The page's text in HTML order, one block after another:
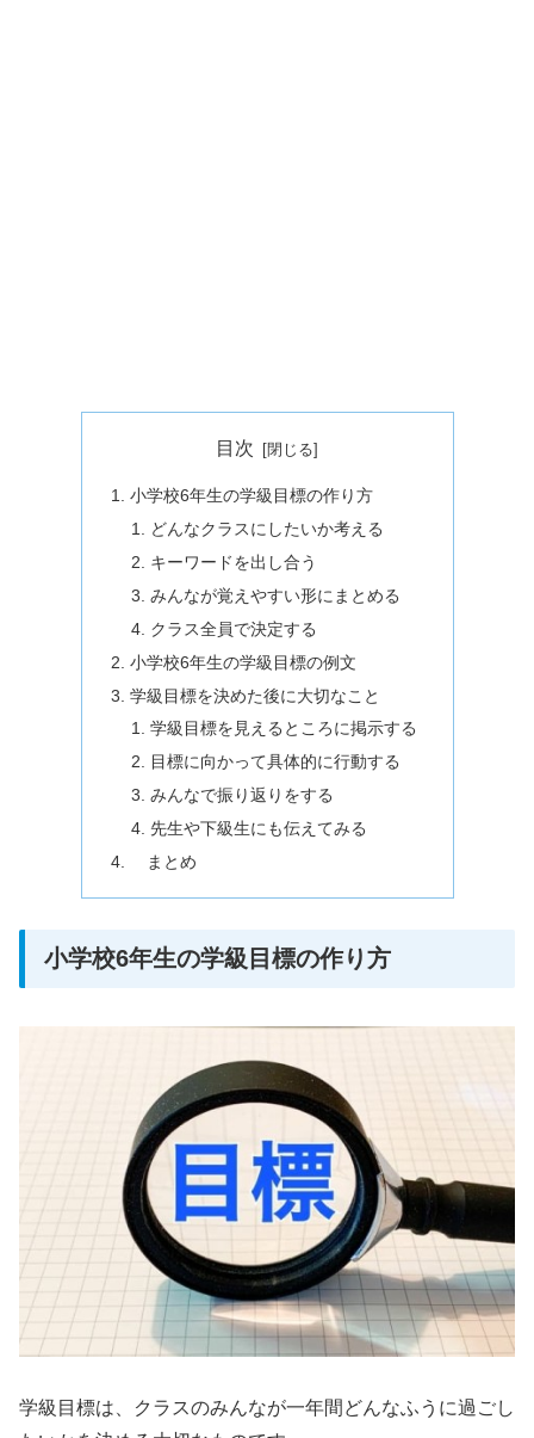
目次
小学校6年生の学級目標の作り方
どんなクラスにしたいか考える
キーワードを出し合う
みんなが覚えやすい形にまとめる
クラス全員で決定する
小学校6年生の学級目標の例文
学級目標を決めた後に大切なこと
学級目標を見えるところに掲示する
目標に向かって具体的に行動する
みんなで振り返りをする
先生や下級生にも伝えてみる
まとめ
小学校6年生の学級目標の作り方
学級目標は、クラスのみんなが一年間どんなふうに過ごし